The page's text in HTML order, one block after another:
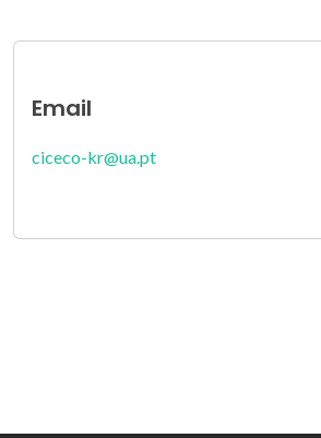
Email
ciceco-kr@ua.pt